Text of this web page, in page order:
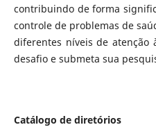
contribuindo de forma
controle de problemas de
diferentes níveis de atenção
desafio e submeta sua
Catálogo de diretórios